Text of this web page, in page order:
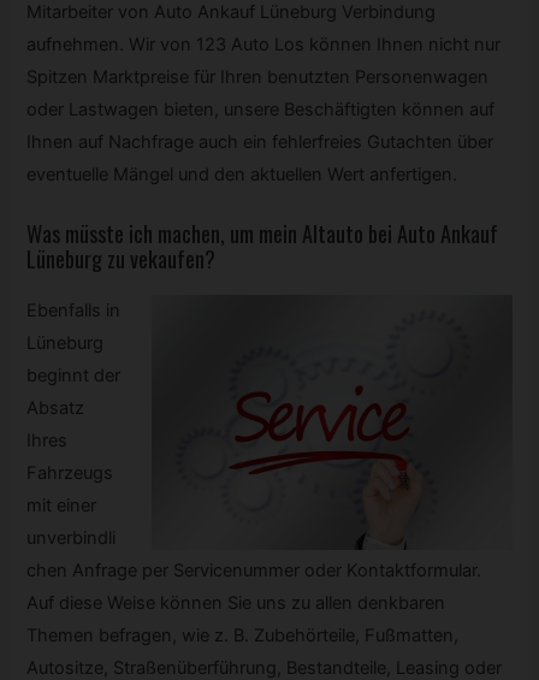
Mitarbeiter von Auto Ankauf Lüneburg Verbindung
aufnehmen. Wir von 123 Auto Los können Ihnen nicht nur
Spitzen Marktpreise für Ihren benutzten Personenwagen
oder Lastwagen bieten, unsere Beschäftigten können auf
Ihnen auf Nachfrage auch ein fehlerfreies Gutachten über
eventuelle Mängel und den aktuellen Wert anfertigen.
Was müsste ich machen, um mein Altauto bei Auto Ankauf
Lüneburg zu vekaufen?
Ebenfalls in
Lüneburg
beginnt der
Absatz
Ihres
Fahrzeugs
mit einer
unverbindli
chen Anfrage per Servicenummer oder Kontaktformular.
Auf diese Weise können Sie uns zu allen denkbaren
Themen befragen, wie z. B. Zubehörteile, Fußmatten,
Autositze, Straßenüberführung, Bestandteile, Leasing oder